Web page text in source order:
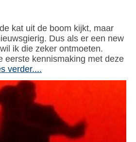
kat uit de boom kijkt, maar
Dus als er een new
ik die zeker ontmoeten.
eerste kennismaking met deze
verder....